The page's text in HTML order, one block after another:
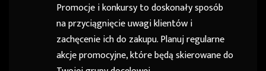
Promocje i konkursy to doskonały sposób
na przyciągnięcie uwagi klientów i
zachęcenie ich do zakupu. Planuj regularne
akcje promocyjne, które będą skierowane do